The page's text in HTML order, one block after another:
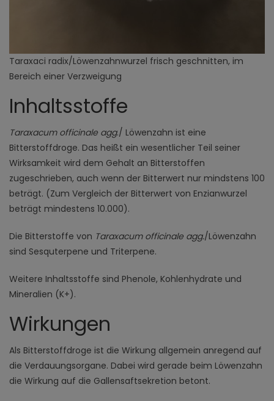
Taraxaci radix/Löwenzahnwurzel frisch geschnitten, im
Bereich einer Verzweigung
Inhaltsstoffe
Taraxacum officinale agg./ Löwenzahn ist eine
Bitterstoffdroge. Das heißt ein wesentlicher Teil seiner
Wirksamkeit wird dem Gehalt an Bitterstoffen
zugeschrieben, auch wenn der Bitterwert nur mindstens 100
beträgt. (Zum Vergleich der Bitterwert von Enzianwurzel
beträgt mindestens 10.000).
Die Bitterstoffe von Taraxacum officinale agg./Löwenzahn
sind Sesquterpene und Triterpene.
Weitere Inhaltsstoffe sind Phenole, Kohlenhydrate und
Mineralien (K+).
Wirkungen
Als Bitterstoffdroge ist die Wirkung allgemein anregend auf
die Verdauungsorgane. Dabei wird gerade beim Löwenzahn
die Wirkung auf die Gallensaftsekretion betont.